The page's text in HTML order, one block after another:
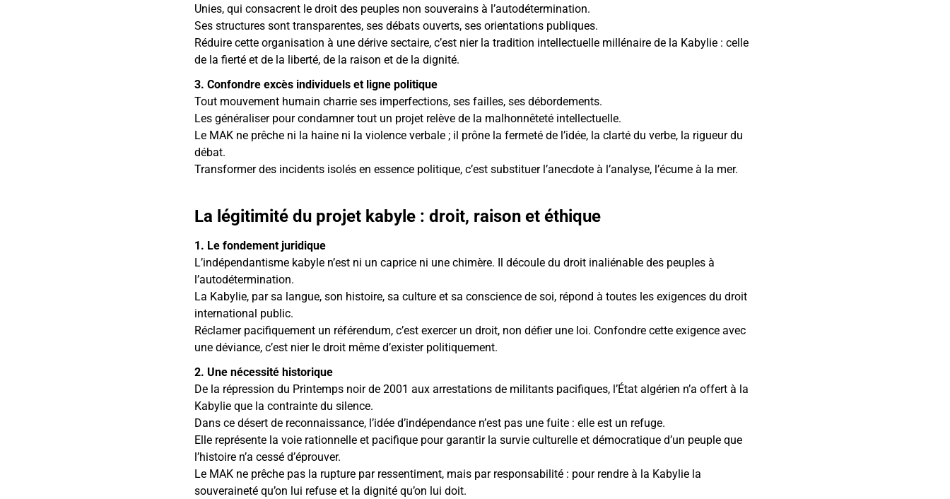
Unies, qui consacrent le droit des peuples non souverains à l’autodétermination.
Ses structures sont transparentes, ses débats ouverts, ses orientations publiques.
Réduire cette organisation à une dérive sectaire, c’est nier la tradition intellectuelle millénaire de la Kabylie : celle
de la fierté et de la liberté, de la raison et de la dignité.
3. Confondre excès individuels et ligne politique
Tout mouvement humain charrie ses imperfections, ses failles, ses débordements.
Les généraliser pour condamner tout un projet relève de la malhonnêteté intellectuelle.
Le MAK ne prêche ni la haine ni la violence verbale ; il prône la fermeté de l’idée, la clarté du verbe, la rigueur du
débat.
Transformer des incidents isolés en essence politique, c’est substituer l’anecdote à l’analyse, l’écume à la mer.
La légitimité du projet kabyle : droit, raison et éthique
1. Le fondement juridique
L’indépendantisme kabyle n’est ni un caprice ni une chimère. Il découle du droit inaliénable des peuples à
l’autodétermination.
La Kabylie, par sa langue, son histoire, sa culture et sa conscience de soi, répond à toutes les exigences du droit
international public.
Réclamer pacifiquement un référendum, c’est exercer un droit, non défier une loi. Confondre cette exigence avec
une déviance, c’est nier le droit même d’exister politiquement.
2. Une nécessité historique
De la répression du Printemps noir de 2001 aux arrestations de militants pacifiques, l’État algérien n’a offert à la
Kabylie que la contrainte du silence.
Dans ce désert de reconnaissance, l’idée d’indépendance n’est pas une fuite : elle est un refuge.
Elle représente la voie rationnelle et pacifique pour garantir la survie culturelle et démocratique d’un peuple que
l’histoire n’a cessé d’éprouver.
Le MAK ne prêche pas la rupture par ressentiment, mais par responsabilité : pour rendre à la Kabylie la
souveraineté qu’on lui refuse et la dignité qu’on lui doit.